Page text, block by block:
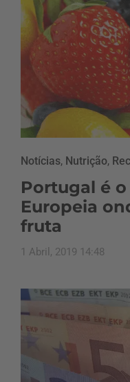
Notícias, Nutrição,
Portugal é
Europeia
fruta
1 Abril, 2019 14:48